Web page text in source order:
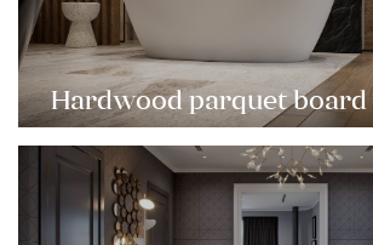
Hardwood parquet board